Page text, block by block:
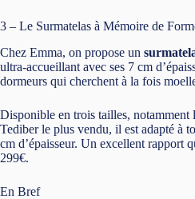
3 – Le Surmatelas à Mémoire de
Chez Emma, on propose un
ultra-accueillant avec ses 7 cm
dormeurs qui cherchent à la fois
Disponible en trois tailles, notamment
Tediber le plus vendu, il est adapté à
cm d’épaisseur. Un excellent rapport
299€.
En Bref